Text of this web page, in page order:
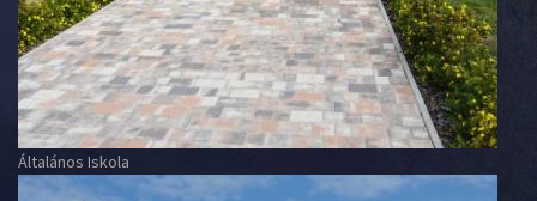
Általános Iskola